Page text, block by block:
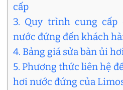
cấp
3. Quy trình cung
nước đứng đến khách
4. Bảng giá sửa bàn ủi
5. Phương thức liên hệ
hơi nước đứng của